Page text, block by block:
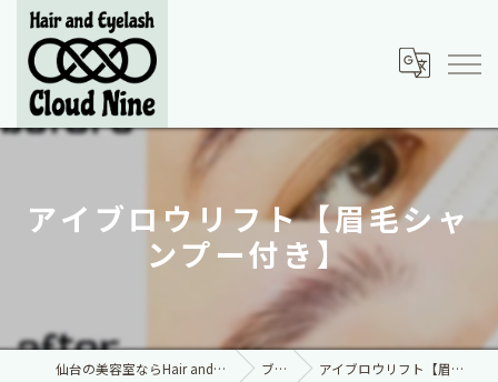
アイブロウリフト【眉毛シャ
ンプー付き】
仙台の美容室ならHair and Eyelash Cloud Nine ブログ アイブロウリフト【眉毛シャンプー付き】